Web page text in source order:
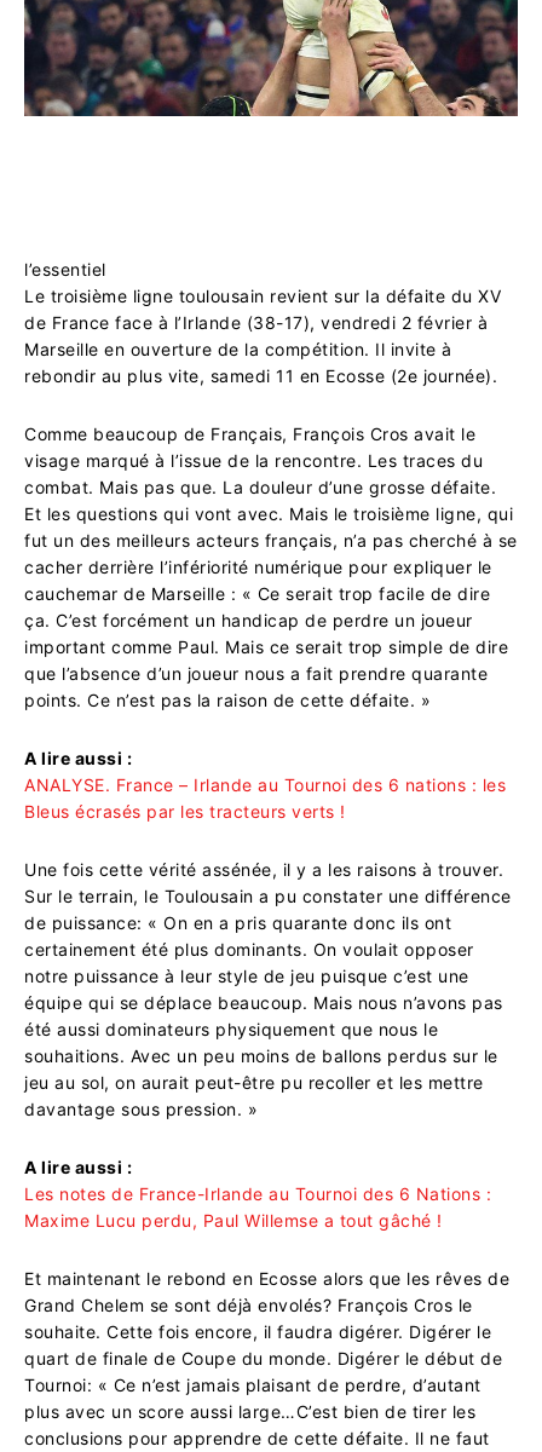
l’essentiel
Le troisième ligne toulousain revient sur la défaite du XV
de France face à l’Irlande (38-17), vendredi 2 février à
Marseille en ouverture de la compétition. Il invite à
rebondir au plus vite, samedi 11 en Ecosse (2e journée).
Comme beaucoup de Français, François Cros avait le
visage marqué à l’issue de la rencontre. Les traces du
combat. Mais pas que. La douleur d’une grosse défaite.
Et les questions qui vont avec. Mais le troisième ligne, qui
fut un des meilleurs acteurs français, n’a pas cherché à se
cacher derrière l’infériorité numérique pour expliquer le
cauchemar de Marseille : « Ce serait trop facile de dire
ça. C’est forcément un handicap de perdre un joueur
important comme Paul. Mais ce serait trop simple de dire
que l’absence d’un joueur nous a fait prendre quarante
points. Ce n’est pas la raison de cette défaite. »
A lire aussi :
ANALYSE. France – Irlande au Tournoi des 6 nations : les
Bleus écrasés par les tracteurs verts !
Une fois cette vérité assénée, il y a les raisons à trouver.
Sur le terrain, le Toulousain a pu constater une différence
de puissance: « On en a pris quarante donc ils ont
certainement été plus dominants. On voulait opposer
notre puissance à leur style de jeu puisque c’est une
équipe qui se déplace beaucoup. Mais nous n’avons pas
été aussi dominateurs physiquement que nous le
souhaitions. Avec un peu moins de ballons perdus sur le
jeu au sol, on aurait peut-être pu recoller et les mettre
davantage sous pression. »
A lire aussi :
Les notes de France-Irlande au Tournoi des 6 Nations :
Maxime Lucu perdu, Paul Willemse a tout gâché !
Et maintenant le rebond en Ecosse alors que les rêves de
Grand Chelem se sont déjà envolés? François Cros le
souhaite. Cette fois encore, il faudra digérer. Digérer le
quart de finale de Coupe du monde. Digérer le début de
Tournoi: « Ce n’est jamais plaisant de perdre, d’autant
plus avec un score aussi large…C’est bien de tirer les
conclusions pour apprendre de cette défaite. Il ne faut